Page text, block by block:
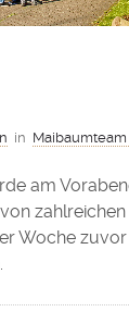
in
am
Woche